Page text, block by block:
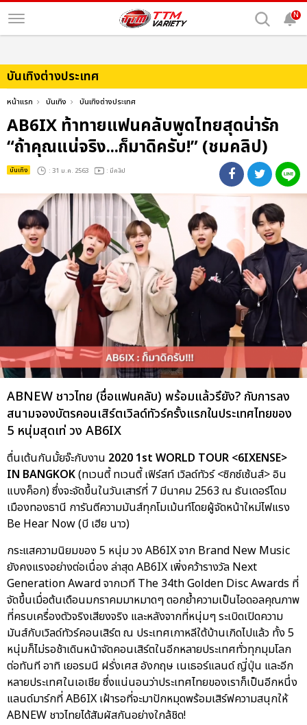
N
บันเทิงต่างประเทศ
หน้าแรก บันเทิง บันเทิงต่างประเทศ
AB6IX ท้าทายแฟนคลับพูดไทยสุดน่ารัก
“ถ้าคุณแน่จริง...ก็มาดิครับ!” (ชมคลิป)
บันเทิง : 31 ม.ค. 2563 : มีคลิป
ABNEW ชาวไทย (ชื่อแฟนคลับ) พร้อมแล้วรึยัง? กับการลง
สนามจองบัตรคอนเสิร์ตเวิลด์ทัวร์ครั้งแรกในประเทศไทยของ
5 หนุ่มสุดเท่ วง AB6IX
ตื่นเต้นกันมั้ยจ๊ะกับงาน 2020 1st WORLD TOUR <6IXENSE>
IN BANGKOK(ทเวนตี้ ทเวนตี้ เฟิร์สท์ เวิลด์ทัวร์ <ซิกซ์เซ้นส์> อิน
แบงค็อก) ซึ่งจะจัดขึ้นในวันเสาร์ที่ 7 มีนาคม 2563 ณ ธันเดอร์โดม
เมืองทองธานี การันตีความมันส์ทุกโมเม้นท์โดยผู้จัดหน้าใหม่ไฟแรง
Be Hear Now (บี เฮีย นาว)
กระแสความนิยมของ 5 หนุ่ม วง AB6IX จาก Brand New Music
ยังคงแรงอย่างต่อเนื่อง ล่าสุด AB6IX เพิ่งคว้ารางวัล Next
Generation Award จากเวที The 34th Golden Disc Awards ที่
จัดขึ้นเมื่อต้นเดือนมกราคมมาหมาดๆ ตอกย้ำความเป็นไอดอลคุณภาพ
ที่ครบเครื่องตัวจริงเสียงจริง และหลังจากที่หนุ่มๆ ระเบิดเปิดความ
มันส์กับเวิลด์ทัวร์คอนเสิร์ต ณ ประเทศเกาหลีใต้บ้านเกิดไปแล้ว ทั้ง 5
หนุ่มก็ไม่รอช้าเดินหน้าจัดคอนเสิร์ตในอีกหลายประเทศทั่วทุกมุมโลก
ต่อทันที อาทิ เยอรมนี ฝรั่งเศส อังกฤษ เนเธอร์แลนด์ ญี่ปุ่น และอีก
หลายประเทศในเอเชีย ซึ่งแน่นอนว่าประเทศไทยของเราก็เป็นอีกหนึ่ง
แลนด์มาร์กที่ AB6IX เฝ้ารอที่จะมาปักหมุดพร้อมเสิร์ฟความสนุกให้
ABNEW ชาวไทยได้สัมผัสกันอย่างใกล้ชิด!